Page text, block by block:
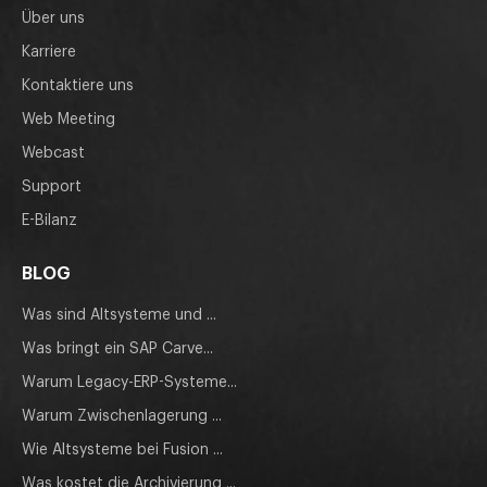
Über uns
Karriere
Kontaktiere uns
Web Meeting
Webcast
Support
E-Bilanz
BLOG
Was sind Altsysteme und ...
Was bringt ein SAP Carve...
Warum Legacy-ERP-Systeme...
Warum Zwischenlagerung ...
Wie Altsysteme bei Fusion ...
Was kostet die Archivierung ...